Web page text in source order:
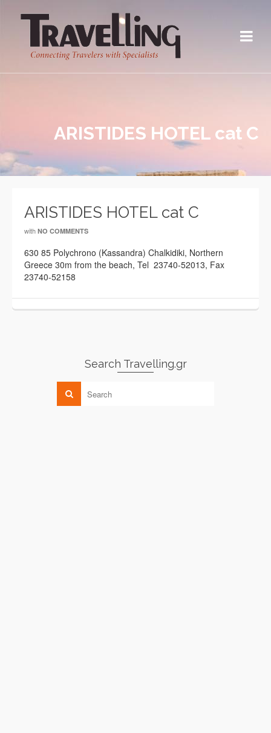
ARISTIDES HOTEL cat C
ARISTIDES HOTEL cat C
with NO COMMENTS
630 85 Polychrono (Kassandra) Chalkidiki, Northern
Greece 30m from the beach, Tel 23740-52013, Fax
23740-52158
Search Travelling.gr